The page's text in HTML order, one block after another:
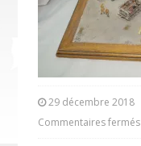
29 décembre 2018
Commentaires fermés